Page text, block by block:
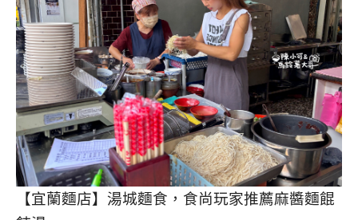
【宜蘭麵店】湯城麵食，食尚玩家推薦麻醬麵餛